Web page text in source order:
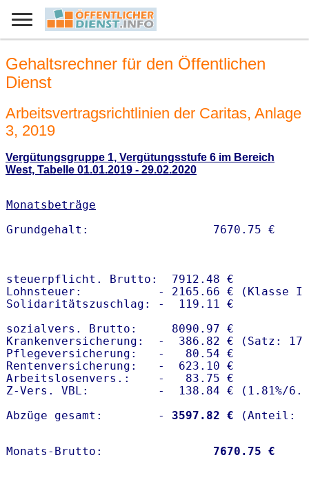
Gehaltsrechner für den Öffentlichen
Dienst
Arbeitsvertragsrichtlinien der Caritas, Anlage
3, 2019
Vergütungsgruppe 1, Vergütungsstufe 6 im Bereich
West, Tabelle 01.01.2019 - 29.02.2020
Monatsbeträge
steuerpflicht. Brutto:  7912.48 €
Lohnsteuer:           - 2165.66 € (Klasse I)
Solidaritätszuschlag: -  119.11 €
sozialvers. Brutto:     8090.97 €
Krankenversicherung:  -  386.82 € (Satz:
Pflegeversicherung:   -   80.54 €
Rentenversicherung:   -  623.10 €
Arbeitslosenvers.:    -   83.75 €
Z-Vers. VBL:          -  138.84 € ( 1.81%/
Abzüge gesamt:        -
3597.82 €
Monats-Brutto: 7670.75 €